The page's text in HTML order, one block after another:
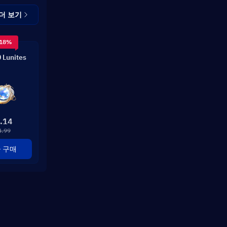
보기
Lunites
구매